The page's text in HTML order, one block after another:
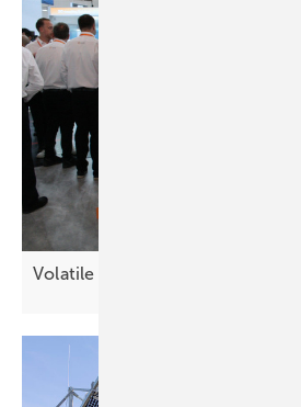
Volatile Strompreise – neue